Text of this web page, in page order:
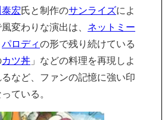
宏氏と制作のサンライズによ
風変わりな演出は、 ネットミー
パロディの形で残り続けている
カツ丼 」などの料理を再現しよ
など、ファンの記憶に強い印
ている。